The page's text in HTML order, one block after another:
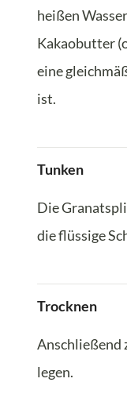
heißen
Kakaobutter
eine
ist.
Tunken
Die
die flüssige
Trocknen
Anschließend
legen.